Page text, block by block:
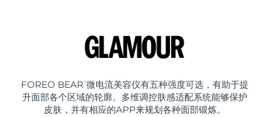
FOREO BEAR ™ 微电流美容仪有五种强度可选，有助于提
升面部各个区域的轮廓。多维调控肤感适配系统能够保护
皮肤，并有相应的APP来规划各种面部锻炼。